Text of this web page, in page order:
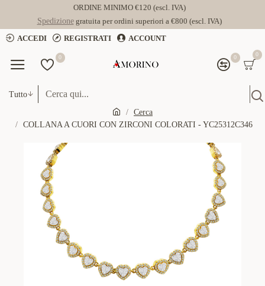
ORDINE MINIMO €120 (escl. IVA)
Spedizionegratuita per ordini superiori a €800 (escl. IVA)
ACCEDI
REGISTRATI ACCOUNT
0 0 0
Tutto
Cerca
COLLANA A CUORI CON ZIRCONI COLORATI - YC25312C346